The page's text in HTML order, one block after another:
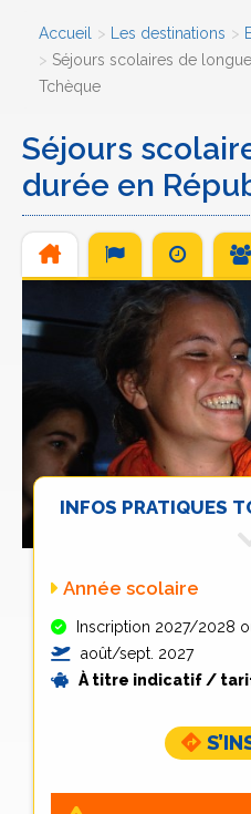
Accueil Les destinations
Séjours scolaires de
Tchèque
Séjours
durée en
INFOS PRATIQUES
Année scolaire
Inscription 2027/2028
août/sept. 2027
À titre indicatif / tarif